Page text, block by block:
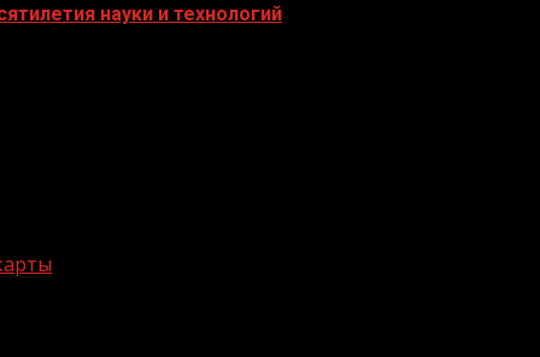
науки и технологий